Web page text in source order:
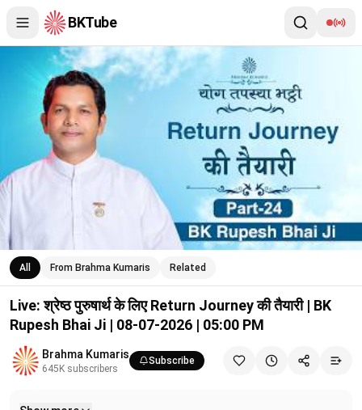
BKTube
Live: श्रेष्ठ पुरुषार्थ के लिए Return Journey की तैयारी | BK Rupesh
All From Brahma Kumaris Related
Live: श्रेष्ठ पुरुषार्थ के लिए Return Journey की तैयारी | BK
Rupesh Bhai Ji | 08-07-2026 | 05:00 PM
Brahma Kumaris
645K subscribers
Subscribe